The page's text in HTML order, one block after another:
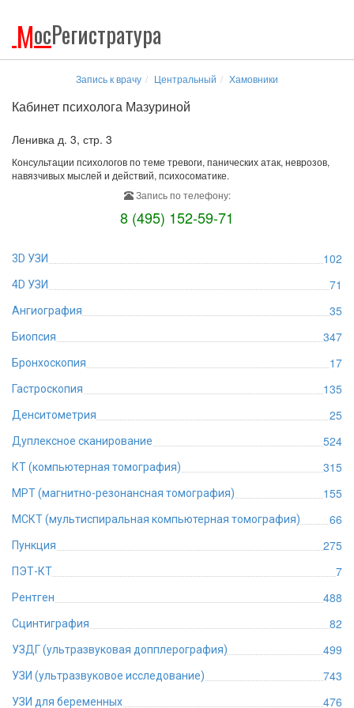
МосРегистратура
Запись к врачу Центральный Хамовники
Кабинет психолога Мазуриной
Ленивка д. 3, стр. 3
Консультации психологов по теме тревоги, панических атак, неврозов,
навязчивых мыслей и действий, психосоматике.
Запись по телефону:
8 (495) 152-59-71
3D УЗИ 102
4D УЗИ 71
Ангиография 35
Биопсия 347
Бронхоскопия 17
Гастроскопия 135
Денситометрия 25
Дуплексное сканирование 524
КТ (компьютерная томография) 315
МРТ (магнитно-резонансная томография) 155
МСКТ (мультиспиральная компьютерная томография) 66
Пункция 275
ПЭТ-КТ 7
Рентген 488
Сцинтиграфия 82
УЗДГ (ультразвуковая допплерография) 499
УЗИ (ультразвуковое исследование) 743
УЗИ для беременных 476